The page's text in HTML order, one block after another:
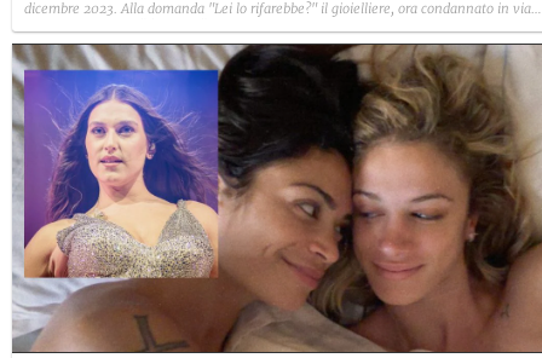
dicembre 2023. Alla domanda "Lei lo rifarebbe?" il gioielliere, ora condannato in via